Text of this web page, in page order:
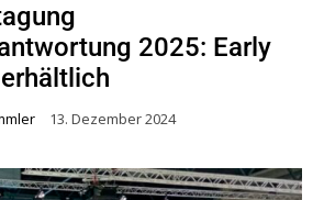
2025: Early
13. Dezember 2024